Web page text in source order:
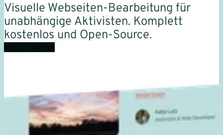
Visuelle Webseiten-Bearbeitung für
unabhängige Aktivisten. Komplett
kostenlos und Open-Source.